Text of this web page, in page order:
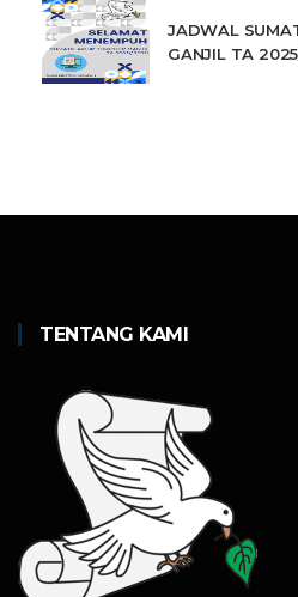
JADWAL
GANJIL TA
TENTANG KAMI